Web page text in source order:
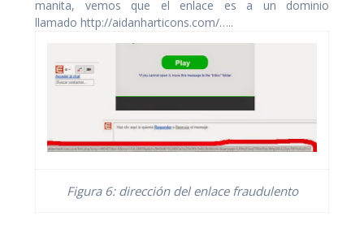
manita, vemos que el enlace es a un dominio
llamado http://aidanharticons.com/…..
Figura 6: dirección del enlace fraudulento